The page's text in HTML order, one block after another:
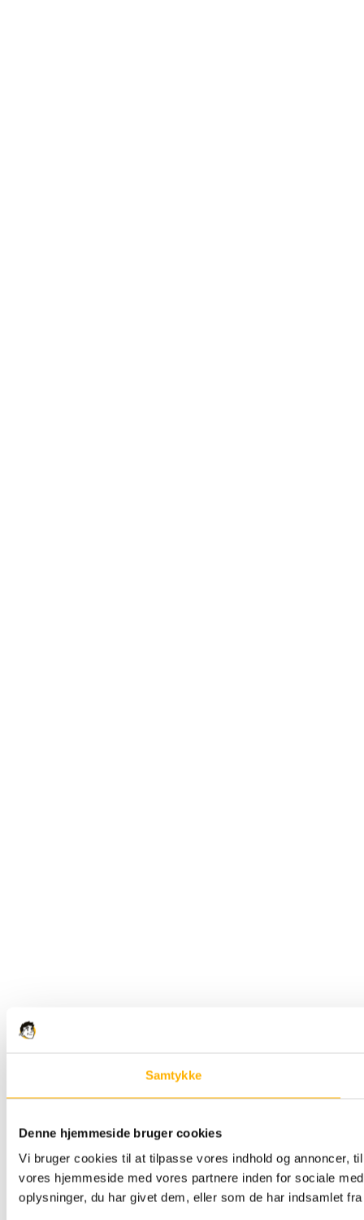
Samtykke
Denne hjemmeside bruger cookies
Vi bruger cookies til at tilpasse vores indhold og annoncer,
vores hjemmeside med vores partnere inden for sociale
oplysninger, du har givet dem, eller som de har indsamlet